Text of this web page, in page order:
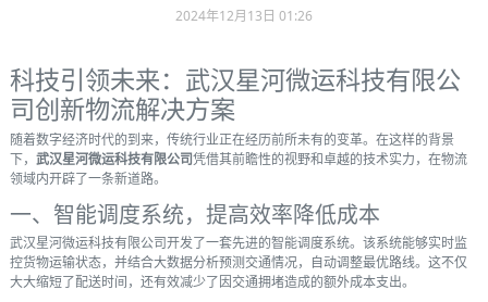
2024年12月13日 01:26
科技引领未来：武汉星河微运科技有限公
司创新物流解决方案
随着数字经济时代的到来，传统行业正在经历前所未有的变革。在这样的背景
下， 武汉星河微运科技有限公司凭借其前瞻性的视野和卓越的技术实力，在物流
领域内开辟了一条新道路。
一、智能调度系统，提高效率降低成本
武汉星河微运科技有限公司开发了一套先进的智能调度系统。该系统能够实时监
控货物运输状态，并结合大数据分析预测交通情况，自动调整最优路线。这不仅
大大缩短了配送时间，还有效减少了因交通拥堵造成的额外成本支出。